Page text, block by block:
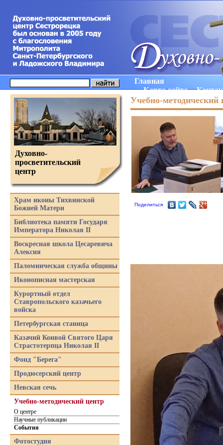
Главная
Карта сайта
Учебно-методический
Поделиться
Духовно-
просветительский
центр
Храм иконы Тихвинской
Божией Матери
Библиотека памяти Государя
Императора Николая II
Воскресная школа Цесаревича
Алексия
Паломническая служба общины
Иконописная мастерская
Курортный отдел
Ставропольского казачьего
войска
Петербургская станица
Казачий Конвой Святого Царя
Страстотерпца Николая II
Фонд "Берега"
Продюсерский центр
Невская сечь
Учебно-методический центр
О центре
Научные публикации
События
Фотостудия